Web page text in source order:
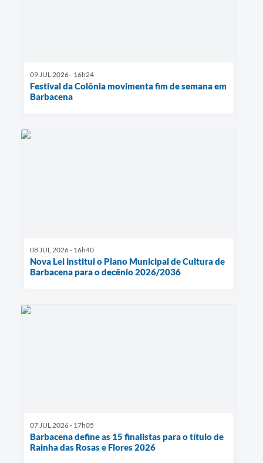
09 JUL 2026 - 16h24
Festival da Colônia movimenta fim de semana em
Barbacena
08 JUL 2026 - 16h40
Nova Lei institui o Plano Municipal de Cultura de
Barbacena para o decênio 2026/2036
07 JUL 2026 - 17h05
Barbacena define as 15 finalistas para o título de
Rainha das Rosas e Flores 2026